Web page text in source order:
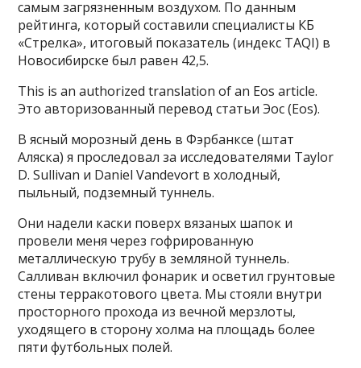
самым загрязненным воздухом. По данным
рейтинга, который составили специалисты КБ
«Стрелка», итоговый показатель (индекс TAQI) в
Новосибирске был равен 42,5.
This is an authorized translation of an Eos article.
Это авторизованный перевод статьи Эос (Eos).
В ясный морозный день в Фэрбанксе (штат
Аляска) я проследовал за исследователями Taylor
D. Sullivan и Daniel Vandevort в холодный,
пыльный, подземный туннель.
Они надели каски поверх вязаных шапок и
провели меня через гофрированную
металлическую трубу в земляной туннель.
Салливан включил фонарик и осветил грунтовые
стены терракотового цвета. Мы стояли внутри
просторного прохода из вечной мерзлоты,
уходящего в сторону холма на площадь более
пяти футбольных полей.